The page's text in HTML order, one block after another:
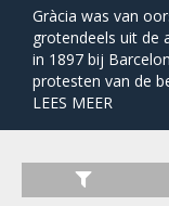
Gràcia was van
grotendeels uit de
in 1897 bij
protesten van de
onafhankelijkheid
straatnamen en
de Llibertat en
LEES MEER